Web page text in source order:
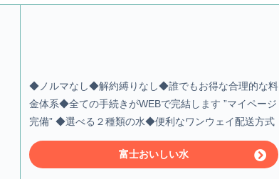
◆ノルマなし◆解約縛りなし◆誰でもお得な合理的な料
金体系◆全ての手続きがWEBで完結します ”マイページ
完備” ◆選べる２種類の水◆便利なワンウェイ配送方式
富士おいしい水